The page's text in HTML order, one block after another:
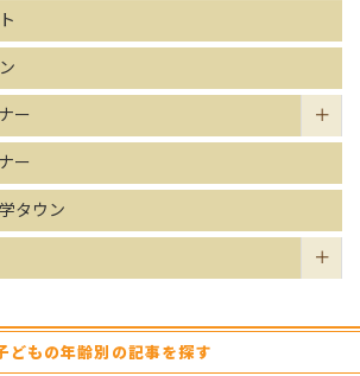
ー
ー
タウン
どもの年齢別の記事を探す